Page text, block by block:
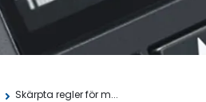
Skärpta regler för m...